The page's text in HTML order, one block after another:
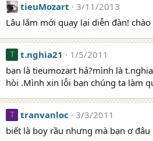
tieuMozart
3/11/2013
Lâu lắm mới quay lại diễn đàn!
T t.nghia21
1/5/2011
bạn là tieumozart hả?mình là
hòi .Mình xin lỗi bạn chúng ta làm
T tranvanloc
3/3/2011
biết là boy rầu nhưng mà bạn ơ đâu